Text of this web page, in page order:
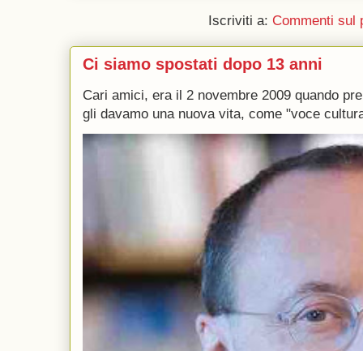
Iscriviti a: Commenti sul
Ci siamo spostati dopo 13 anni
Cari amici, era il 2 novembre 2009 quando
gli davamo una nuova vita, come "voce